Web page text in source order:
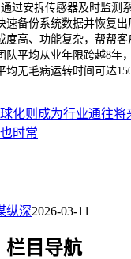
过安拆传感器及时监测
速备份系统数据并恢复
度高、功能复杂，帮帮
队平均从业年限跨越8年
无毛病运转时间可达
化则成为行业通往将
时常
纵深2026-03-11
栏目导航